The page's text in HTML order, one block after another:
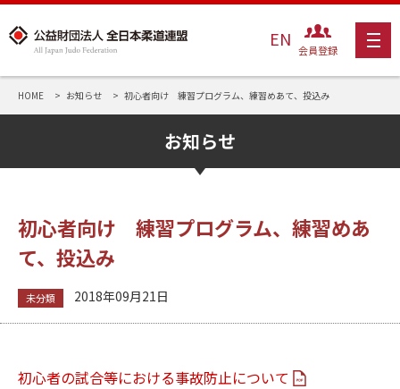
EN 会員登録
HOME お知らせ 初心者向け 練習プログラム、練習めあて、投込み
お知らせ
初心者向け 練習プログラム、練習めあ
て、投込み
未分類 2018年09月21日
初心者の試合等における事故防止について